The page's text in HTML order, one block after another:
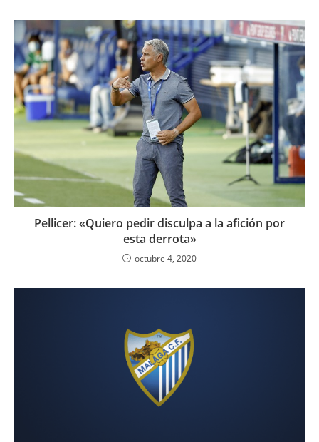
Pellicer: «Quiero pedir disculpa a la afición por
esta derrota»
octubre 4, 2020